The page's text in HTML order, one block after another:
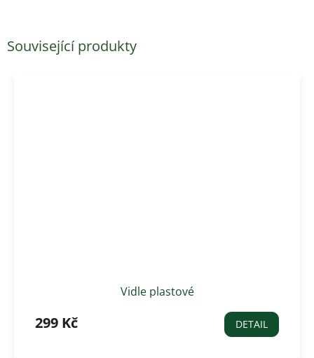
Související produkty
Vidle plastové
299 Kč DETAIL